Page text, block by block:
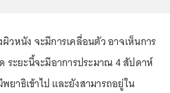
วหนัง จะมีการเคลื่อนตัว อาจเห็นการ
ระยะนี้จะมีอาการประมาณ 4 สัปดาห์
าธิเข้าไป และยังสามารถอยู่ใน